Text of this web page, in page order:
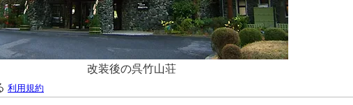
改装後の呉竹山荘